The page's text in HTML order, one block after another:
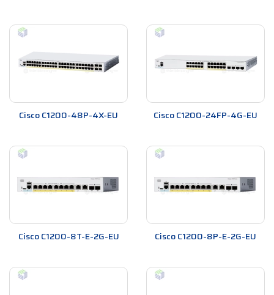
Cisco C1200-48P-4X-EU Cisco C1200-24FP-4G-EU
Cisco C1200-8T-E-2G-EU Cisco C1200-8P-E-2G-EU